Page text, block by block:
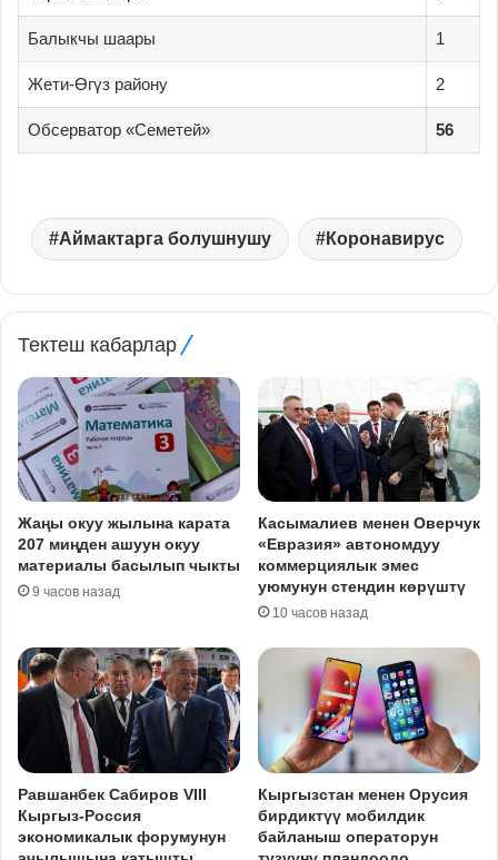
Балыкчы шаары 1
Жети-Өгүз району 2
Обсерватор «Семетей» 56
Аймактарга болушнушу Коронавирус
Тектеш кабарлар
Жаңы окуу жылына карата
207 миңден ашуун окуу
материалы басылып чыкты
9 часов назад
Касымалиев менен Оверчук
«Евразия» автономдуу
коммерциялык эмес
уюмунун стендин көрүштү
10 часов назад
Равшанбек Сабиров VIII
Кыргыз-Россия
экономикалык форумунун
Кыргызстан менен Орусия
бирдиктүү мобилдик
байланыш операторун